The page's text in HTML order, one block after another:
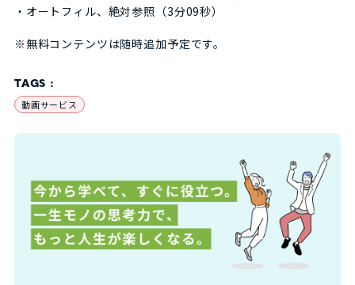
・オートフィル、絶対参照（3分09秒）
※無料コンテンツは随時追加予定です。
TAGS :
動画サービス